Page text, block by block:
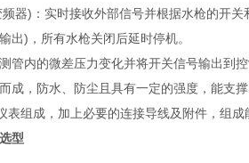
器)：实时接收外部信号并根据水枪的开
出)，所有水枪关闭后延时停机。
管内的微差压力变化并将开关信号输出到
成，防水、防尘且具有一定的强度，能支
表组成，加上必要的连接导线及附件，组
型